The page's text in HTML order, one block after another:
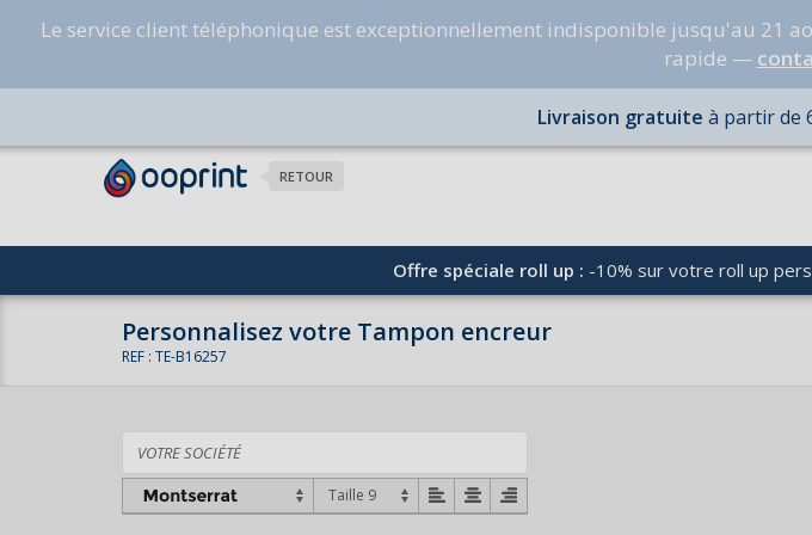
Le service client téléphonique est exceptionnellement indisponible jusqu'au 21
rapide —
Livraison gratuite à partir de
RETOUR
Offre spéciale roll up : -10% sur votre roll up
Personnalisez votre Tampon encreur
REF : TE-B16257